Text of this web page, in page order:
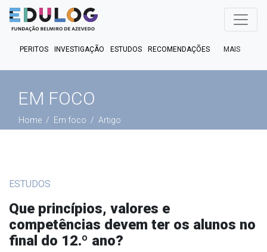
PERITOS INVESTIGAÇÃO ESTUDOS RECOMENDAÇÕES
PUBLICAÇÕES EM FOCO EM DEBATE FACT CHECK
MAIS
EM FOCO
Home Em foco Artigo
ESTUDOS
Que princípios, valores e
competências devem ter os alunos no
final do 12.º ano?